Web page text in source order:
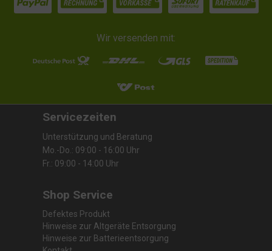
Wir versenden mit:
Servicezeiten
Unterstützung und Beratung
Mo.-Do.: 09:00 - 16:00 Uhr
Fr.: 09:00 - 14:00 Uhr
Shop Service
Defektes Produkt
Hinweise zur Altgeräte Entsorgung
Hinweise zur Batterieentsorgung